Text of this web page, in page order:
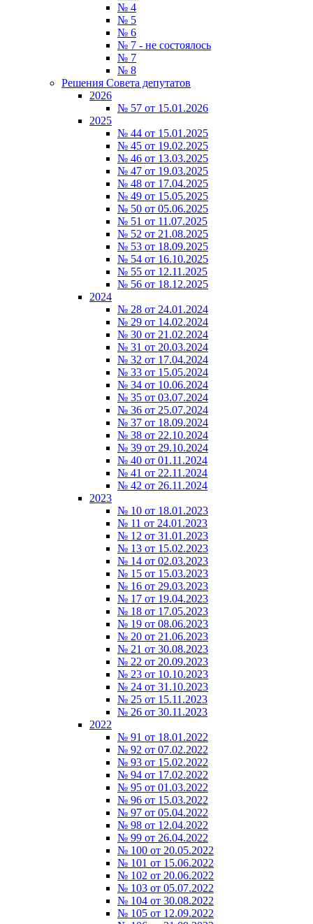
№ 4
№ 5
№ 6
№ 7 - не состоялось
№ 7
№ 8
Решения Совета депутатов
2026
№ 57 от 15.01.2026
2025
№ 44 от 15.01.2025
№ 45 от 19.02.2025
№ 46 от 13.03.2025
№ 47 от 19.03.2025
№ 48 от 17.04.2025
№ 49 от 15.05.2025
№ 50 от 05.06.2025
№ 51 от 11.07.2025
№ 52 от 21.08.2025
№ 53 от 18.09.2025
№ 54 от 16.10.2025
№ 55 от 12.11.2025
№ 56 от 18.12.2025
2024
№ 28 от 24.01.2024
№ 29 от 14.02.2024
№ 30 от 21.02.2024
№ 31 от 20.03.2024
№ 32 от 17.04.2024
№ 33 от 15.05.2024
№ 34 от 10.06.2024
№ 35 от 03.07.2024
№ 36 от 25.07.2024
№ 37 от 18.09.2024
№ 38 от 22.10.2024
№ 39 от 29.10.2024
№ 40 от 01.11.2024
№ 41 от 22.11.2024
№ 42 от 26.11.2024
2023
№ 10 от 18.01.2023
№ 11 от 24.01.2023
№ 12 от 31.01.2023
№ 13 от 15.02.2023
№ 14 от 02.03.2023
№ 15 от 15.03.2023
№ 16 от 29.03.2023
№ 17 от 19.04.2023
№ 18 от 17.05.2023
№ 19 от 08.06.2023
№ 20 от 21.06.2023
№ 21 от 30.08.2023
№ 22 от 20.09.2023
№ 23 от 10.10.2023
№ 24 от 31.10.2023
№ 25 от 15.11.2023
№ 26 от 30.11.2023
2022
№ 91 от 18.01.2022
№ 92 от 07.02.2022
№ 93 от 15.02.2022
№ 94 от 17.02.2022
№ 95 от 01.03.2022
№ 96 от 15.03.2022
№ 97 от 05.04.2022
№ 98 от 12.04.2022
№ 99 от 26.04.2022
№ 100 от 20.05.2022
№ 101 от 15.06.2022
№ 102 от 20.06.2022
№ 103 от 05.07.2022
№ 104 от 30.08.2022
№ 105 от 12.09.2022